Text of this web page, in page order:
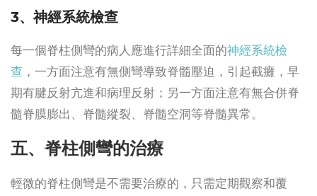
3、神經系統檢查
每一個脊柱側彎的病人應進行詳細全面的神經系統檢
查 ，一方面注意有無側彎導致脊髓壓迫，引起截癱，早
期有腱反射亢進和病理反射；另一方面注意有無合併脊
髓脊膜膨出、脊髓縱裂、脊髓空洞等脊髓異常。
五、脊柱側彎的治療
輕微的脊柱側彎是不需要治療的，只需定期觀察和覆